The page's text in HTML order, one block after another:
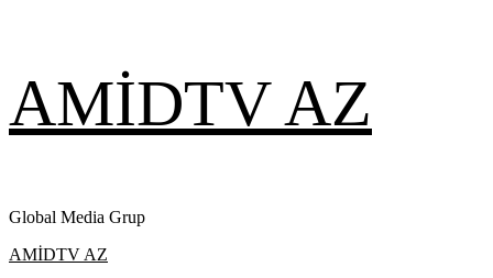
content
AMİDTV AZ
Global Media Grup
Primary
AMİDTV AZ